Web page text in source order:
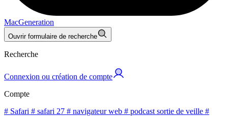
MacGeneration
Ouvrir formulaire de recherche
Recherche
Connexion ou création de compte
Compte
# Safari # safari 27 # navigateur web # podcast sortie de veille #